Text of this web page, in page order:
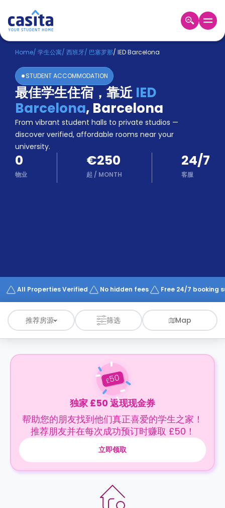
Home ZH EUR
登
入
Booking
Accommodation
About
us
Blog
Refer
And
Earn
Become
Works
Home/ 学生公寓/ 西班牙/ 巴塞罗那/ IED Barcelona
STUDENT ACCOMMODATION
最佳学生住宿，靠近IED
Barcelona, Barcelona
From vibrant student halls to private studios —
discover verified, affordable rooms near your
university.
0
物业
€250
起 / MONTH
24/7
客服
All Properties Verified No hidden fees Free 24/7 booking
推荐房源 筛选 Map
£50
独家 £50 返现现金券
帮助您的朋友找到他们真正喜爱的学生之家！
推荐朋友并在每次成功预订时赚取 £50！
立即领取